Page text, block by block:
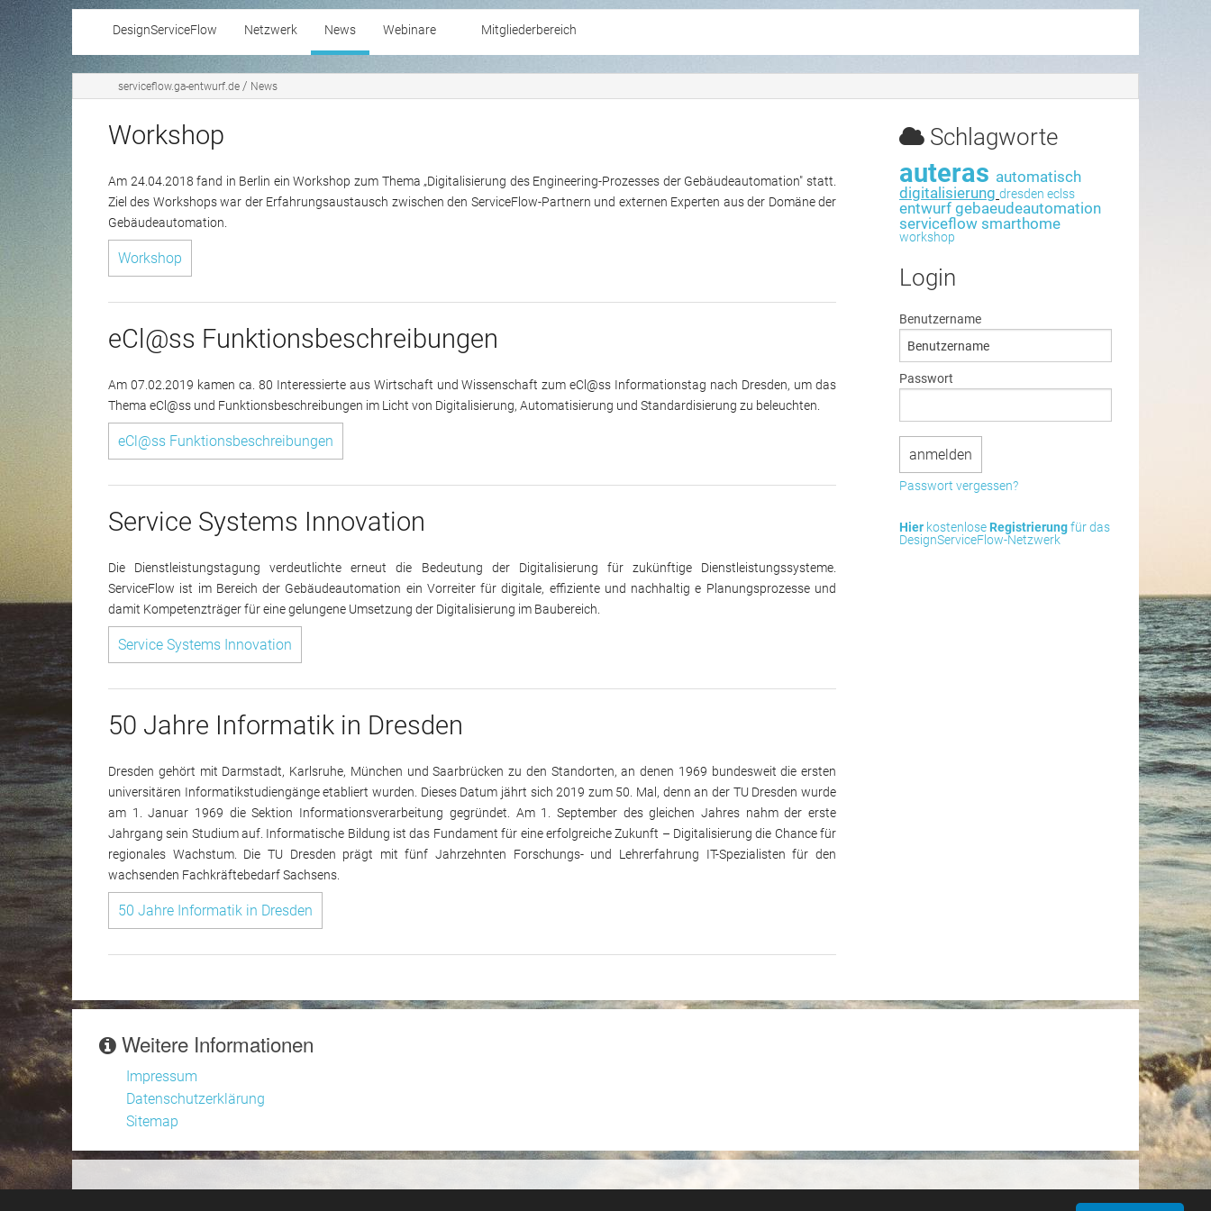
DesignServiceFlow Netzwerk News Webinare
Archiv der Vorträge
Mitgliederbereich
serviceflow.ga-entwurf.de / News
Workshop
Am 24.04.2018 fand in Berlin ein Workshop zum Thema „Digitalisierung des Engineering-Prozesses der Gebäudeautomation" statt.
Ziel des Workshops war der Erfahrungsaustausch zwischen den ServiceFlow-Partnern und externen Experten aus der Domäne der
Gebäudeautomation.
Workshop
eCl@ss Funktionsbeschreibungen
Am 07.02.2019 kamen ca. 80 Interessierte aus Wirtschaft und Wissenschaft zum eCl@ss Informationstag nach Dresden, um das
Thema eCl@ss und Funktionsbeschreibungen im Licht von Digitalisierung, Automatisierung und Standardisierung zu beleuchten.
eCl@ss Funktionsbeschreibungen
Service Systems Innovation
Die Dienstleistungstagung verdeutlichte erneut die Bedeutung der Digitalisierung für zukünftige Dienstleistungssysteme.
ServiceFlow ist im Bereich der Gebäudeautomation ein Vorreiter für digitale, effiziente und nachhaltig e Planungsprozesse und
damit Kompetenzträger für eine gelungene Umsetzung der Digitalisierung im Baubereich.
Service Systems Innovation
50 Jahre Informatik in Dresden
Dresden gehört mit Darmstadt, Karlsruhe, München und Saarbrücken zu den Standorten, an denen 1969 bundesweit die ersten
universitären Informatikstudiengänge etabliert wurden. Dieses Datum jährt sich 2019 zum 50. Mal, denn an der TU Dresden wurde
am 1. Januar 1969 die Sektion Informationsverarbeitung gegründet. Am 1. September des gleichen Jahres nahm der erste
Jahrgang sein Studium auf. Informatische Bildung ist das Fundament für eine erfolgreiche Zukunft – Digitalisierung die Chance für
regionales Wachstum. Die TU Dresden prägt mit fünf Jahrzehnten Forschungs- und Lehrerfahrung IT-Spezialisten für den
wachsenden Fachkräftebedarf Sachsens.
50 Jahre Informatik in Dresden
Schlagworte
auteras automatisch
digitalisierung dresden eclss
entwurf gebaeudeautomation
serviceflow smarthome
workshop
Login
Benutzername
Passwort
Passwort vergessen?
Hier kostenlose Registrierungfür das
DesignServiceFlow-Netzwerk
Weitere Informationen
Impressum
Datenschutzerklärung
Sitemap